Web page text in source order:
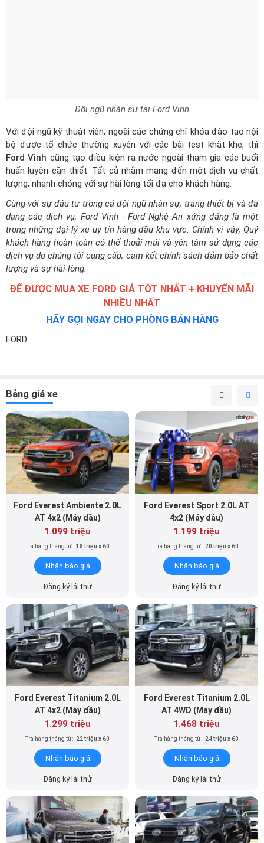
Đội ngũ nhân sự tại Ford Vinh
Với đội ngũ kỹ thuật viên, ngoài các chứng chỉ khóa đào tạo nội
bộ được tổ chức thường xuyên với các bài test khắt khe, thì
Ford Vinh cũng tạo điều kiện ra nước ngoài tham gia các buổi
huấn luyện cần thiết. Tất cả nhằm mang đến một dịch vụ chất
lượng, nhanh chóng với sự hài lòng tối đa cho khách hàng.
Cùng với sự đầu tư trong cả đội ngũ nhân sự, trang thiết bị và đa
dạng các dịch vụ, Ford Vinh - Ford Nghệ An xứng đáng là một
trong những đại lý xe uy tín hàng đầu khu vực. Chính vì vậy, Quý
khách hàng hoàn toàn có thể thoải mái và yên tâm sử dụng các
dịch vụ do chúng tôi cung cấp, cam kết chính sách đảm bảo chất
lượng và sự hài lòng.
ĐỂ ĐƯỢC MUA XE FORD GIÁ TỐT NHẤT + KHUYẾN MÃI
NHIỀU NHẤT
HÃY GỌI NGAY CHO PHÒNG BÁN HÀNG
FORD
Bảng giá xe
Ford Everest Ambiente 2.0L
AT 4x2 (Máy dầu)
1.099 triệu
Trả hàng tháng từ: 18 triệu x 60
Nhận báo giá
Đăng ký lái thử
Ford Everest Sport 2.0L AT
4x2 (Máy dầu)
1.199 triệu
Trả hàng tháng từ: 20 triệu x 60
Nhận báo giá
Đăng ký lái thử
Ford Everest Titanium 2.0L
AT 4x2 (Máy dầu)
1.299 triệu
Trả hàng tháng từ: 22 triệu x 60
Nhận báo giá
Đăng ký lái thử
Ford Everest Titanium 2.0L
AT 4WD (Máy dầu)
1.468 triệu
Trả hàng tháng từ: 24 triệu x 60
Nhận báo giá
Đăng ký lái thử